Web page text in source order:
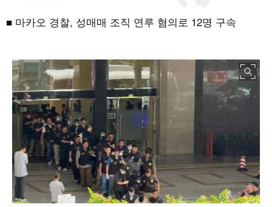
■ 마카오 경찰, 성매매 조직 연루 혐의로 12명 구속